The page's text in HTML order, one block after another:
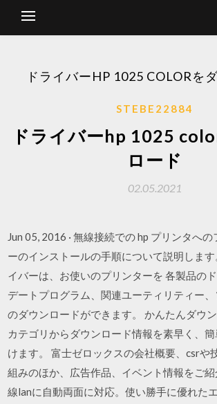
ドライバーHP 1025 COLORを
STEBE22884
ドライバーhp 1025
ロード
02.05.2021
Jun 05, 2016 · 無線接続での hp プリンタへ
ーのインストールの手順について説明しま
イバーは、お使いのプリンターを 各製品の
デートプログラム、関連ユーティリティー
のダウンロードができます。 かんたんダウ
カテゴリからダウンロード情報を素早く、
けます。 富士ゼロックスの会社概要、csrや
組みのほか、広告作品、イベント情報をご
線lanに自動両面に対応。使い勝手に優れた